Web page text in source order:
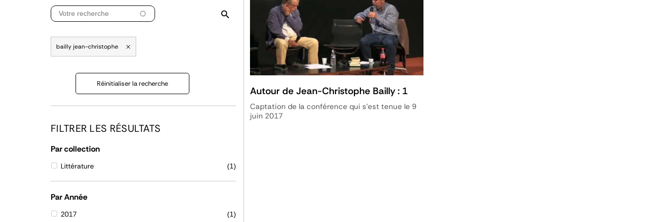
bailly jean-christophe
Réinitialiser la recherche
FILTRER LES RÉSULTATS
Par collection
Littérature (1)
Par Année
2017 (1)
Autour de Jean-Christophe Bailly : 1
Captation de la conférence qui s'est tenue le 9
juin 2017